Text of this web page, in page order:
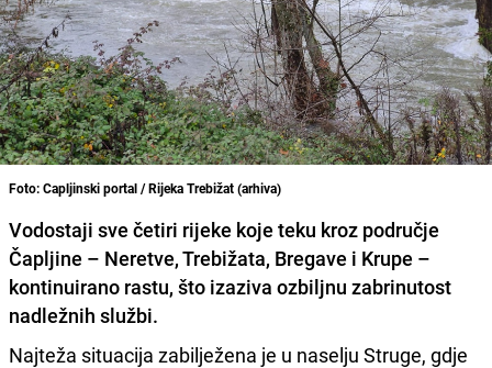
Foto: Capljinski portal / Rijeka Trebižat (arhiva)
Vodostaji sve četiri rijeke koje teku kroz područje
Čapljine – Neretve, Trebižata, Bregave i Krupe –
kontinuirano rastu, što izaziva ozbiljnu zabrinutost
nadležnih službi.
Najteža situacija zabilježena je u naselju Struge, gdje